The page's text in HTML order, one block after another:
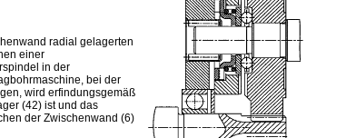
radial gelagerten
einer
in der
bei der
wird erfindungsgemäß
(42) ist und das
der Zwischenwand (6)